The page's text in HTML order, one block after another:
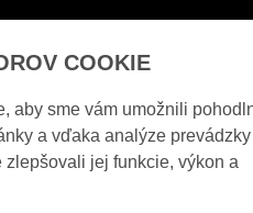
ZABEZPEČOVACIE SYSTÉMY
COOKIE
aby sme vám umožnili
a vďaka analýze prevádzky
jej funkcie, výkon a